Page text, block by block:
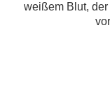
weißem Blut,